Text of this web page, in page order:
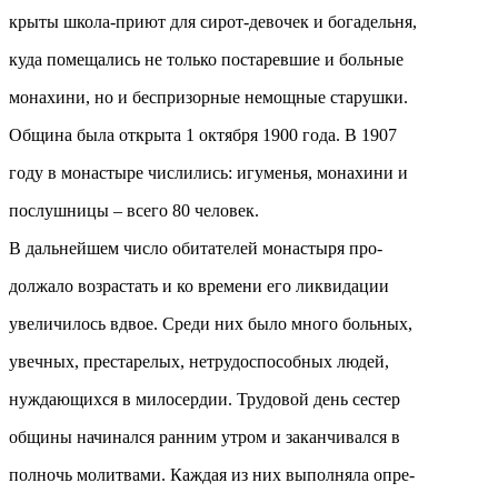
крыты школа-приют для сирот-девочек и богадельня,
куда помещались не только постаревшие и больные
монахини, но и беспризорные немощные старушки.
Община была открыта 1 октября 1900 года. В 1907
году в монастыре числились: игуменья, монахини и
послушницы – всего 80 человек.
В дальнейшем число обитателей монастыря про-
должало возрастать и ко времени его ликвидации
увеличилось вдвое. Среди них было много больных,
увечных, престарелых, нетрудоспособных людей,
нуждающихся в милосердии. Трудовой день сестер
общины начинался ранним утром и заканчивался в
полночь молитвами. Каждая из них выполняла опре-